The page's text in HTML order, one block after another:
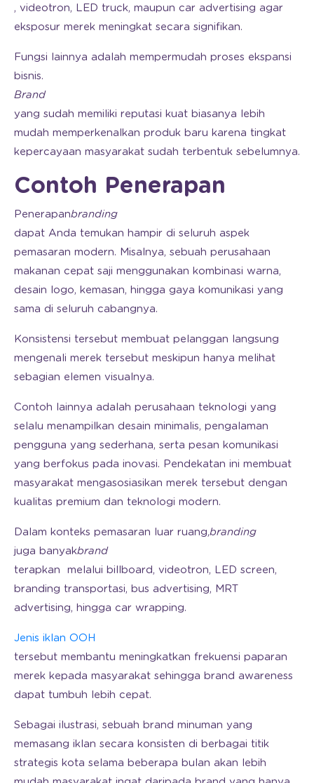
, videotron, LED truck, maupun car advertising agar
eksposur merek meningkat secara signifikan.
Fungsi lainnya adalah mempermudah proses ekspansi
bisnis.
Brand
yang sudah memiliki reputasi kuat biasanya lebih
mudah memperkenalkan produk baru karena tingkat
kepercayaan masyarakat sudah terbentuk sebelumnya.
Contoh Penerapan
Penerapanbranding
dapat Anda temukan hampir di seluruh aspek
pemasaran modern. Misalnya, sebuah perusahaan
makanan cepat saji menggunakan kombinasi warna,
desain logo, kemasan, hingga gaya komunikasi yang
sama di seluruh cabangnya.
Konsistensi tersebut membuat pelanggan langsung
mengenali merek tersebut meskipun hanya melihat
sebagian elemen visualnya.
Contoh lainnya adalah perusahaan teknologi yang
selalu menampilkan desain minimalis, pengalaman
pengguna yang sederhana, serta pesan komunikasi
yang berfokus pada inovasi. Pendekatan ini membuat
masyarakat mengasosiasikan merek tersebut dengan
kualitas premium dan teknologi modern.
Dalam konteks pemasaran luar ruang,branding
juga banyakbrand
terapkan melalui billboard, videotron, LED screen,
branding transportasi, bus advertising, MRT
advertising, hingga car wrapping.
Jenis iklan OOH
tersebut membantu meningkatkan frekuensi paparan
merek kepada masyarakat sehingga brand awareness
dapat tumbuh lebih cepat.
Sebagai ilustrasi, sebuah brand minuman yang
memasang iklan secara konsisten di berbagai titik
strategis kota selama beberapa bulan akan lebih